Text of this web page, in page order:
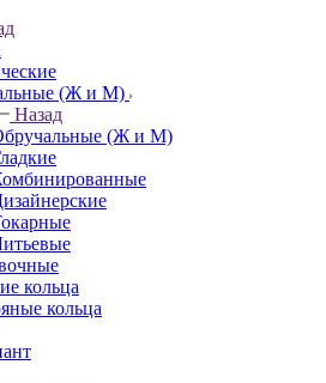
(Ж и М)
Назад
(Ж и М)
кольца
кольца